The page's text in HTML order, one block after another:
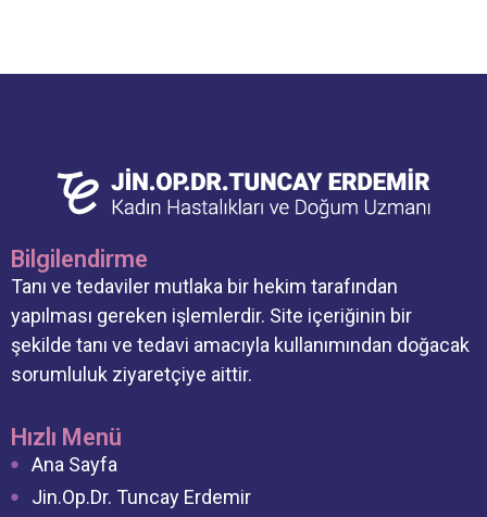
Bilgilendirme
Tanı ve tedaviler mutlaka bir hekim tarafından
yapılması gereken işlemlerdir. Site içeriğinin bir
şekilde tanı ve tedavi amacıyla kullanımından doğacak
sorumluluk ziyaretçiye aittir.
Hızlı Menü
Ana Sayfa
Jin.Op.Dr. Tuncay Erdemir